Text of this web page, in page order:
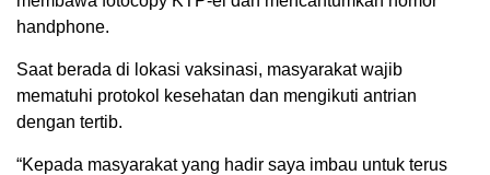
handphone.
Saat berada di lokasi vaksinasi, masyarakat wajib
mematuhi protokol kesehatan dan mengikuti antrian
dengan tertib.
“Kepada masyarakat yang hadir saya imbau untuk terus